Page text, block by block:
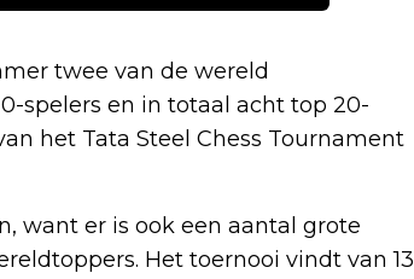
twee van de wereld
spelers en in totaal acht top 20-
het Tata Steel Chess Tournament
want er is ook een aantal grote
Het toernooi vindt van 13